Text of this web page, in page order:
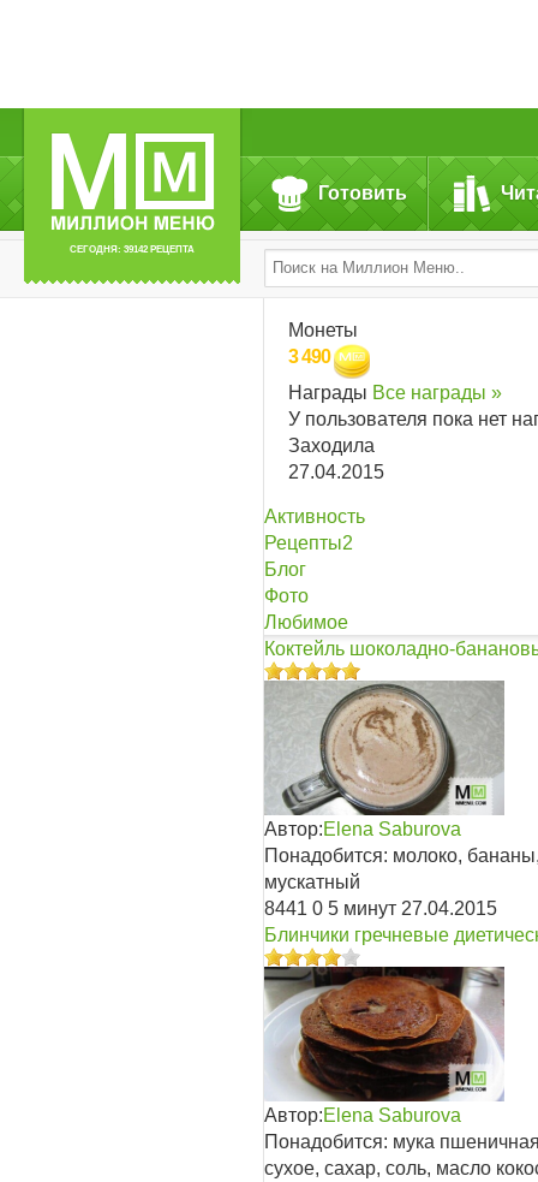
СЕГОДНЯ: 39142 РЕЦЕПТА
Готовить
Монеты
3 490
Награды Все награды »
У пользователя пока нет
Заходила
27.04.2015
Активность
Рецепты2
Блог
Фото
Любимое
Коктейль шоколадно-
Автор:Elena Saburova
Понадобится: молоко,
мускатный
8441 0 5 минут 27.04.2015
Блинчики гречневые
Автор:Elena Saburova
Понадобится: мука
сухое, сахар, соль, масло